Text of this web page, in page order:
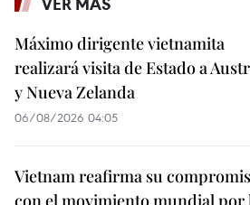
Máximo dirigente vietnamita
realizará visita de Estado a
y Nueva Zelanda
06/08/2026 04:05
Vietnam reafirma su
con el movimiento mundial por